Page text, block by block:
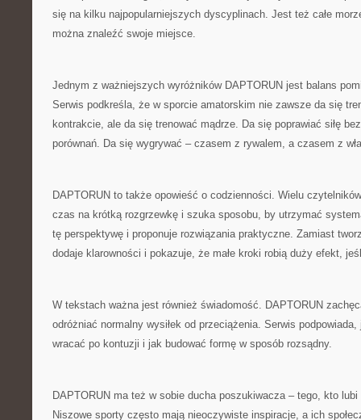
się na kilku najpopularniejszych dyscyplinach. Jest też całe
można znaleźć swoje miejsce.
Jednym z ważniejszych wyróżników DAPTORUN jest balans
Serwis podkreśla, że w sporcie amatorskim nie zawsze da się
kontrakcie, ale da się trenować mądrze. Da się poprawiać siłę
porównań. Da się wygrywać – czasem z rywalem, a czasem z
DAPTORUN to także opowieść o codzienności. Wielu
czas na krótką rozgrzewkę i szuka sposobu, by utrzymać
tę perspektywę i proponuje rozwiązania praktyczne. Zamiast
dodaje klarowności i pokazuje, że małe kroki robią duży efekt,
W tekstach ważna jest również świadomość. DAPTORUN
odróżniać normalny wysiłek od przeciążenia. Serwis
wracać po kontuzji i jak budować formę w sposób rozsądny.
DAPTORUN ma też w sobie ducha poszukiwacza – tego, kto
Niszowe sporty często mają nieoczywiste inspiracje, a ich